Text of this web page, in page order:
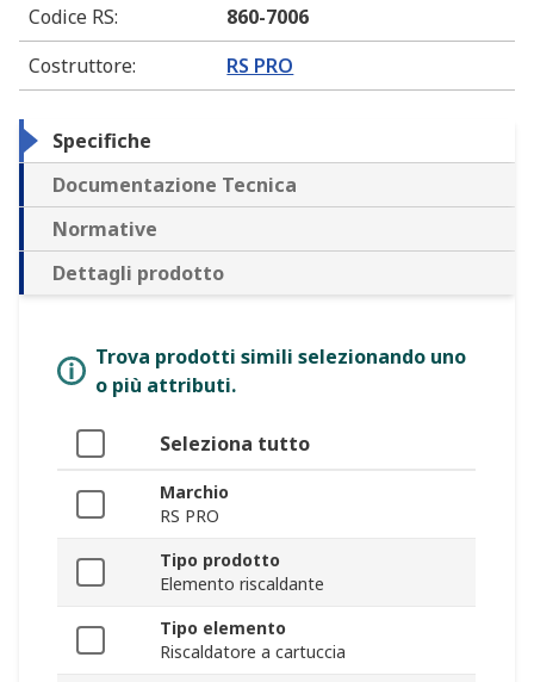
Codice RS:
860-7006
Costruttore: RS PRO
Specifiche
Documentazione Tecnica
Normative
Dettagli prodotto
Trova prodotti simili selezionando uno
o più attributi.
Seleziona tutto
Marchio
RS PRO
Tipo prodotto
Elemento riscaldante
Tipo elemento
Riscaldatore a cartuccia